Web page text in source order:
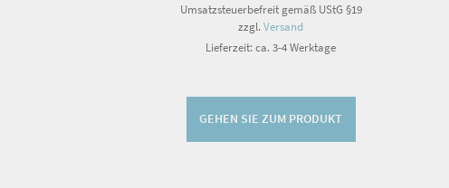
Umsatzsteuerbefreit gemäß UStG §19
zzgl.Versand
Lieferzeit: ca. 3-4 Werktage
GEHEN SIE ZUM PRODUKT